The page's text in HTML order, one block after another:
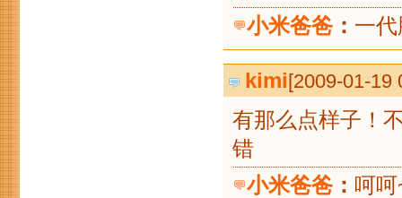
小米爸爸： 一
kimi[2009-01-19
有那么点样子！
小米爸爸： 呵